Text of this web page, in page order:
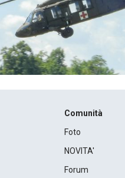
Comunità
Foto
NOVITA'
Forum